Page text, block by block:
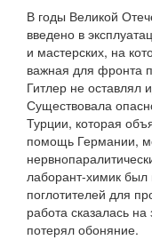
В годы Великой
введено в
и мастерских, на
важная для фронта
Гитлер не оставлял
Существовала
Турции, которая
помощь Германии,
лаборант-химик
поглотителей для
работа сказалась
потерял обоняние.